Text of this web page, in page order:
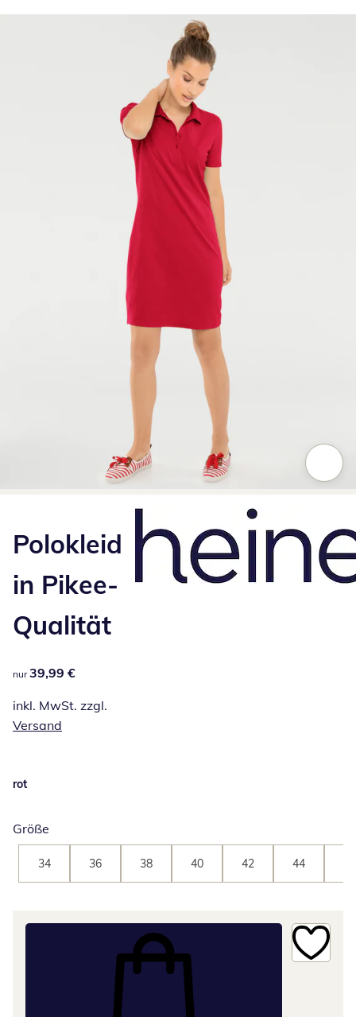
Polokleid
in Pikee-
Qualität
39,99 €
nur 39,99 €
inkl. MwSt. zzgl.
Versand
rot
Größe
34 36 38 40 42 44